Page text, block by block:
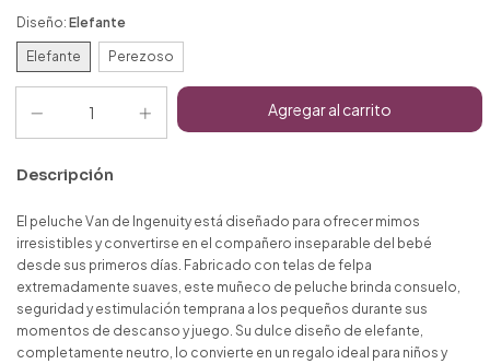
Diseño: Elefante
Elefante Perezoso
Descripción
El peluche Van de Ingenuity está diseñado para ofrecer mimos
irresistibles y convertirse en el compañero inseparable del bebé
desde sus primeros días. Fabricado con telas de felpa
extremadamente suaves, este muñeco de peluche brinda consuelo,
seguridad y estimulación temprana a los pequeños durante sus
momentos de descanso y juego. Su dulce diseño de elefante,
completamente neutro, lo convierte en un regalo ideal para niños y